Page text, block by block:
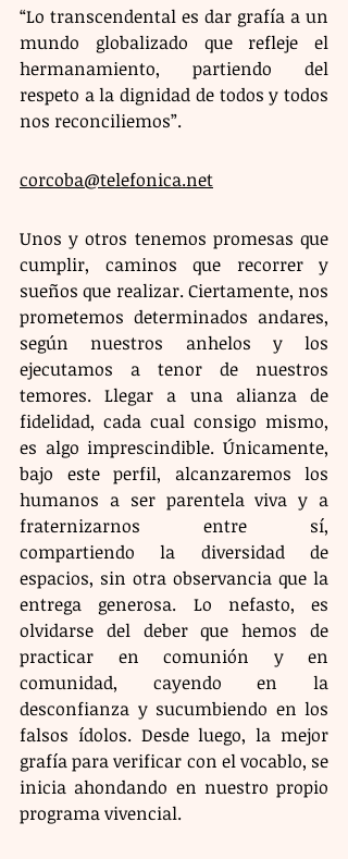
“Lo transcendental es dar grafía a un
mundo globalizado que refleje el
hermanamiento, partiendo del
respeto a la dignidad de todos y todos
nos reconciliemos”.
corcoba@telefonica.net
Unos y otros tenemos promesas que
cumplir, caminos que recorrer y
sueños que realizar. Ciertamente, nos
prometemos determinados andares,
según nuestros anhelos y los
ejecutamos a tenor de nuestros
temores. Llegar a una alianza de
fidelidad, cada cual consigo mismo,
es algo imprescindible. Únicamente,
bajo este perfil, alcanzaremos los
humanos a ser parentela viva y a
fraternizarnos entre sí,
compartiendo la diversidad de
espacios, sin otra observancia que la
entrega generosa. Lo nefasto, es
olvidarse del deber que hemos de
practicar en comunión y en
comunidad, cayendo en la
desconfianza y sucumbiendo en los
falsos ídolos. Desde luego, la mejor
grafía para verificar con el vocablo, se
inicia ahondando en nuestro propio
programa vivencial.